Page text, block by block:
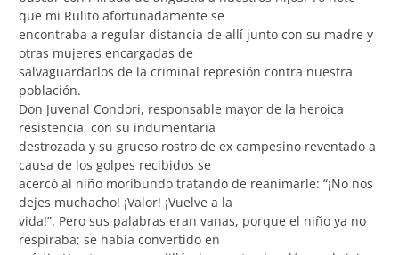
que mi Rulito afortunadamente se
encontraba a regular distancia de allí junto con su madre y
otras mujeres encargadas de
salvaguardarlos de la criminal represión contra nuestra
población.
Don Juvenal Condori, responsable mayor de la heroica
resistencia, con su indumentaria
destrozada y su grueso rostro de ex campesino reventado a
causa de los golpes recibidos se
acercó al niño moribundo tratando de reanimarle: “¡No nos
dejes muchacho! ¡Valor! ¡Vuelve a la
vida!”. Pero sus palabras eran vanas, porque el niño ya no
respiraba; se había convertido en